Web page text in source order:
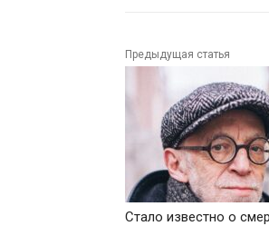
Предыдущая статья
Стало известно о